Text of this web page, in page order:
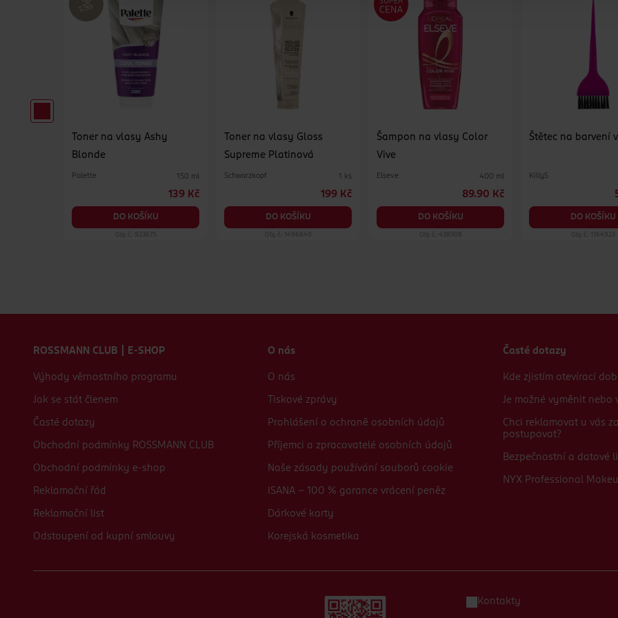
Toner na vlasy Ashy
Blonde
Palette 150 ml
139 Kč
DO KOŠÍKU
Obj. č.: 923675
Toner na vlasy Gloss
Supreme Platinová
Schwarzkopf 1 ks
199 Kč
DO KOŠÍKU
Obj. č.: 1496840
Šampon na vlasy Color
Vive
Elseve 400 ml
89.90 Kč
DO KOŠÍKU
Obj. č.: 438308
Štětec na barvení
KillyS
DO KOŠÍKU
Obj. č.: 1164923
ROSSMANN CLUB | E-SHOP
Výhody věrnostního programu
Jak se stát členem
Časté dotazy
Obchodní podmínky ROSSMANN CLUB
Obchodní podmínky e-shop
Reklamační řád
Reklamační list
Odstoupení od kupní smlouvy
O nás
O nás
Tiskové zprávy
Prohlášení o ochraně osobních údajů
Příjemci a zpracovatelé osobních údajů
Naše zásady používání souborů cookie
ISANA - 100 % garance vrácení peněz
Dárkové karty
Korejská kosmetika
Časté dotazy
Kde zjistím otevírací
Je možné vyměnit nebo
Chci reklamovat u vás
postupovat?
Bezpečnostní a datové
NYX Professional
Kontakty